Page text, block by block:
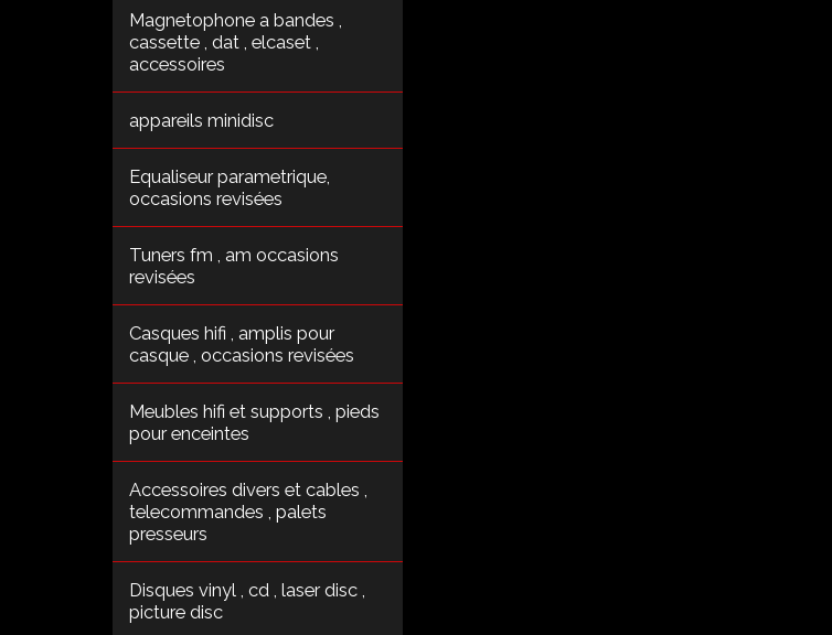
Magnetophone a bandes ,
cassette , dat , elcaset ,
accessoires
appareils minidisc
Equaliseur parametrique,
occasions revisées
Tuners fm , am occasions
revisées
Casques hifi , amplis pour
casque , occasions revisées
Meubles hifi et supports , pieds
pour enceintes
Accessoires divers et cables ,
telecommandes , palets
presseurs
Disques vinyl , cd , laser disc ,
picture disc